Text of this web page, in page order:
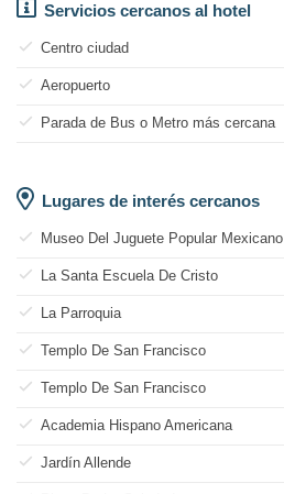
Servicios cercanos al hotel
Centro ciudad
Aeropuerto
Parada de Bus o Metro más cercana
Lugares de interés cercanos
Museo Del Juguete Popular Mexicano
La Santa Escuela De Cristo
La Parroquia
Templo De San Francisco
Templo De San Francisco
Academia Hispano Americana
Jardín Allende